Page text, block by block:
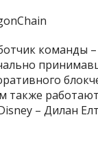
команды –
также
– Дилан